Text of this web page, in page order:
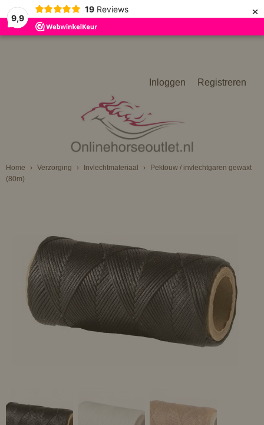
9,9
19 Reviews ×
Inloggen Registreren
Home › Verzorging › Invlechtmateriaal ›
Pektouw / invlechtgaren gewaxt
(80m)